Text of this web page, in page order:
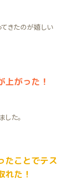
きたのが嬉しい
上がった！
た。
たことでテス
れた！